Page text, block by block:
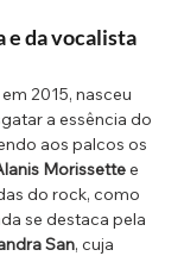
e da vocalista
2015, nasceu
a essência do
aos palcos os
Morissette e
do rock, como
se destaca pela
San, cuja